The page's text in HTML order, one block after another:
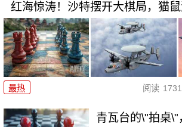
红海惊涛！沙特摆开大棋局，猫
最热 阅读 1731
青瓦台的\"拍桌